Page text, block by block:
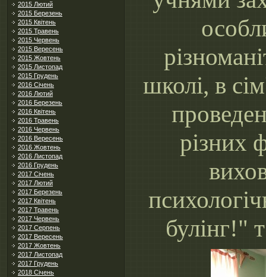
2015 Лютий
2015 Березень
2015 Квітень
2015 Травень
2015 Червень
2015 Вересень
2015 Жовтень
2015 Листопад
2015 Грудень
2016 Січень
2016 Лютий
2016 Березень
2016 Квітень
2016 Травень
2016 Червень
2016 Вересень
2016 Жовтень
2016 Листопад
2016 Грудень
2017 Січень
2017 Лютий
2017 Березень
2017 Квітень
2017 Травень
2017 Червень
2017 Серпень
2017 Вересень
2017 Жовтень
2017 Листопад
2017 Грудень
2018 Січень
школі, в
різних
булінг!"